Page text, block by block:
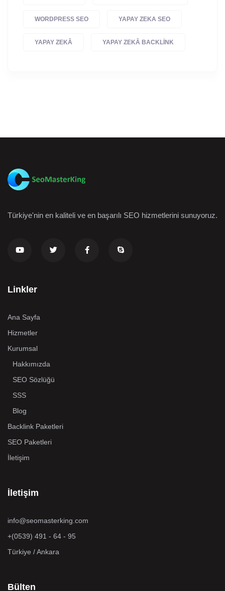
WORDPRESS SEO YAPAY ZEKA SEO
YAPAY ZEKÂ YAPAY ZEKÂ BACKLINK
Türkiye'nin en kaliteli ve en başarılı SEO hizmetlerini sunuyoruz.
Linkler
Ana Sayfa
Hizmetler
Kurumsal
Hakkımızda
SEO Sözlüğü
SSS
Blog
Backlink Paketleri
SEO Paketleri
İletişim
İletişim
info@seomasterking.com
+(0539) 491 - 64 - 95
Türkiye / Ankara
Bülten